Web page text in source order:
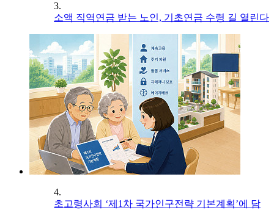
3.
소액 직역연금 받는 노인, 기초연금 수령 길 열린다
4.
초고령사회 ‘제1차 국가인구전략 기본계획’에 담